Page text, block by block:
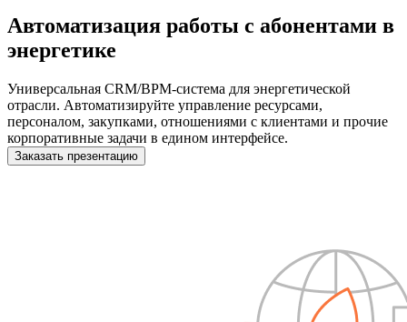
Автоматизация работы с абонентами в
энергетике
Универсальная CRM/BPM-система для энергетической
отрасли. Автоматизируйте управление ресурсами,
персоналом, закупками, отношениями с клиентами и прочие
корпоративные задачи в едином интерфейсе.
Заказать презентацию